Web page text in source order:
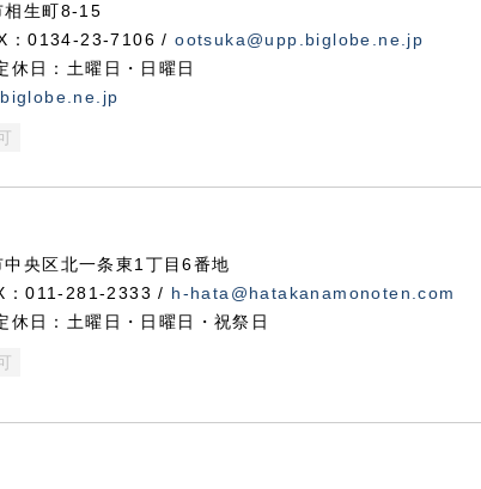
生町8-15
：0134-23-7106 /ootsuka@upp.biglobe.ne.jp
日：土曜日・日曜日
央区北一条東1丁目6番地
：011-281-2333 / h-hata@hatakanamonoten.com
日：土曜日・日曜日・祝祭日